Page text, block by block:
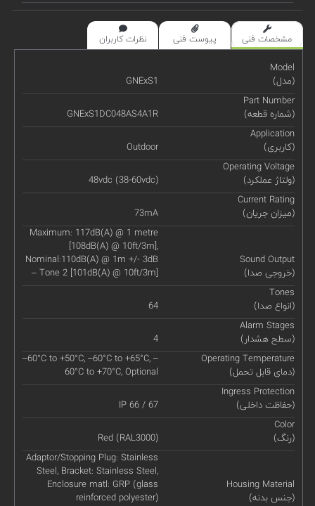
مشخصات فنی پیوست فنی نظرات کاربران
Model
(مدل)
GNExS1
Part Number
(شماره قطعه)
GNExS1DC048AS4A1R
Application
(کاربری)
Outdoor
Operating Voltage
(ولتاژ عملکرد)
48vdc (38-60vdc)
Current Rating
(میزان جریان)
73mA
Sound Output
(خروجی صدا)
Maximum: 117dB(A) @ 1 metre
[108dB(A) @ 10ft/3m],
Nominal:110dB(A) @ 1m +/- 3dB
– Tone 2 [101dB(A) @ 10ft/3m]
Tones
(انواع صدا)
64
Alarm Stages
(سطح هشدار)
4
Operating Temperature
(دمای قابل تحمل)
–60°C to +50°C, –60°C to +65°C, –
60°C to +70°C, Optional
Ingress Protection
(حفاظت داخلی)
IP 66 / 67
Color
(رنگ)
Red (RAL3000)
Housing Material
(جنس بدنه)
Adaptor/Stopping Plug: Stainless
Steel, Bracket: Stainless Steel,
Enclosure matl: GRP (glass
reinforced polyester)